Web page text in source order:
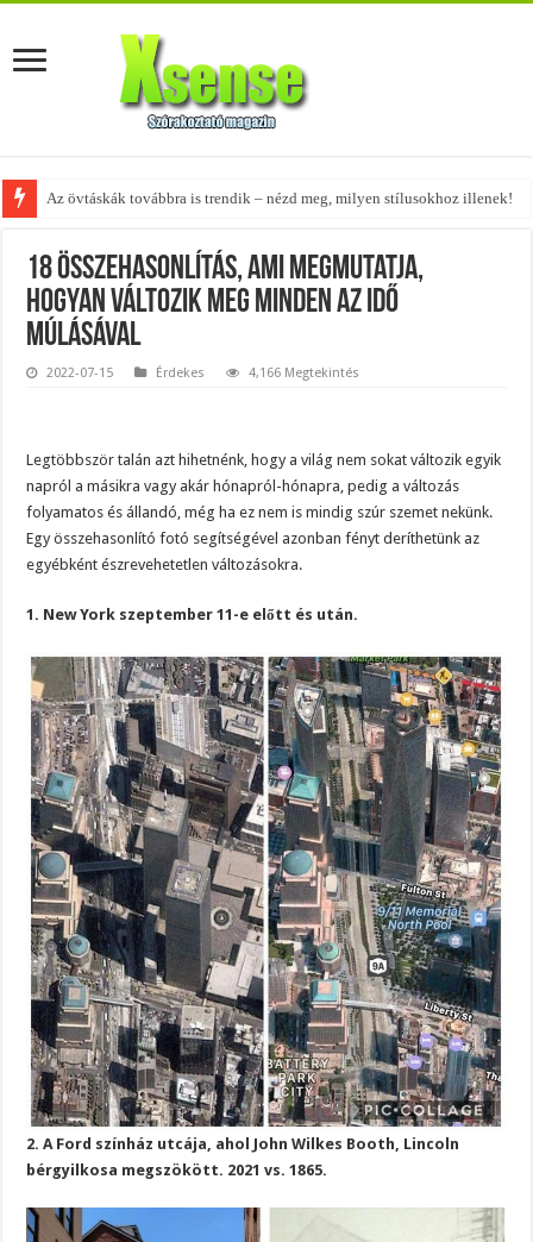
Az övtáskák továbbra is trendik – nézd meg, milyen stílusokhoz illenek!
A tökéletes táskák férfiaknak – fedezd fel az 5 legjobb fazont!
18 összehasonlítás, ami megmutatja,
hogyan változik meg minden az idő
múlásával
2022-07-15 Érdekes 4,166 Megtekintés
Legtöbbször talán azt hihetnénk, hogy a világ nem sokat változik egyik
napról a másikra vagy akár hónapról-hónapra, pedig a változás
folyamatos és állandó, még ha ez nem is mindig szúr szemet nekünk.
Egy összehasonlító fotó segítségével azonban fényt deríthetünk az
egyébként észrevehetetlen változásokra.
1. New York szeptember 11-e előtt és után.
2. A Ford színház utcája, ahol John Wilkes Booth, Lincoln
bérgyilkosa megszökött. 2021 vs. 1865.